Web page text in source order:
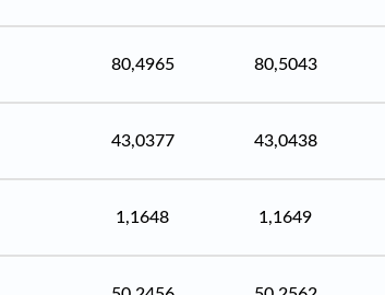
80,4965 80,5043
43,0377 43,0438
1,1648 1,1649